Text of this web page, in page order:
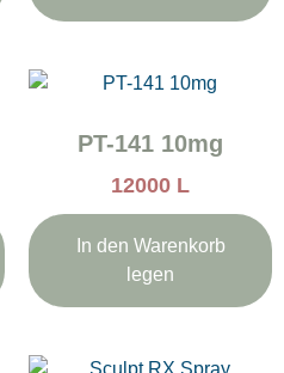
PT-141 10mg
12000 L
In den Warenkorb
legen